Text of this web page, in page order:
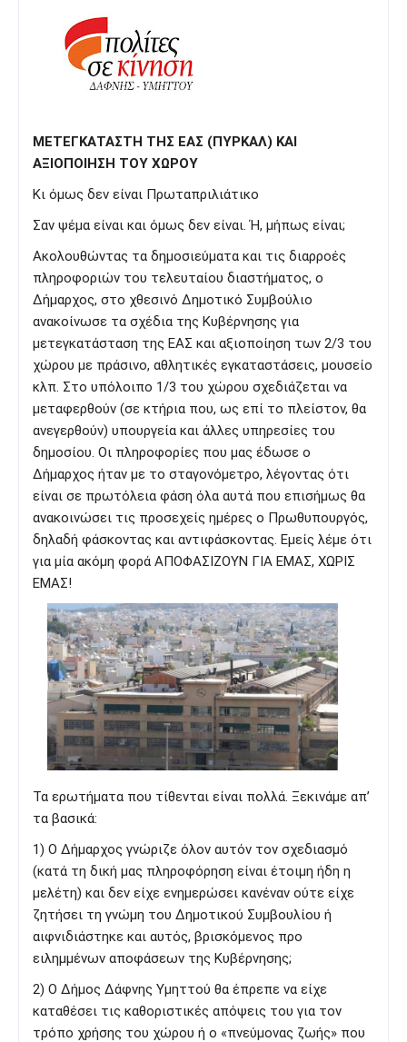
ΜΕΤΕΓΚΑΤΑΣΤΗ ΤΗΣ ΕΑΣ (ΠΥΡΚΑΛ) ΚΑΙ
ΑΞΙΟΠΟΙΗΣΗ ΤΟΥ ΧΩΡΟΥ
Κι όμως δεν είναι Πρωταπριλιάτικο
Σαν ψέμα είναι και όμως δεν είναι. Ή, μήπως είναι;
Ακολουθώντας τα δημοσιεύματα και τις διαρροές
πληροφοριών του τελευταίου διαστήματος, ο
Δήμαρχος, στο χθεσινό Δημοτικό Συμβούλιο
ανακοίνωσε τα σχέδια της Κυβέρνησης για
μετεγκατάσταση της ΕΑΣ και αξιοποίηση των 2/3 του
χώρου με πράσινο, αθλητικές εγκαταστάσεις, μουσείο
κλπ. Στο υπόλοιπο 1/3 του χώρου σχεδιάζεται να
μεταφερθούν (σε κτήρια που, ως επί το πλείστον, θα
ανεγερθούν) υπουργεία και άλλες υπηρεσίες του
δημοσίου. Οι πληροφορίες που μας έδωσε ο
Δήμαρχος ήταν με το σταγονόμετρο, λέγοντας ότι
είναι σε πρωτόλεια φάση όλα αυτά που επισήμως θα
ανακοινώσει τις προσεχείς ημέρες ο Πρωθυπουργός,
δηλαδή φάσκοντας και αντιφάσκοντας. Εμείς λέμε ότι
για μία ακόμη φορά ΑΠΟΦΑΣΙΖΟΥΝ ΓΙΑ ΕΜΑΣ, ΧΩΡΙΣ
ΕΜΑΣ!
Τα ερωτήματα που τίθενται είναι πολλά. Ξεκινάμε απ’
τα βασικά:
1) Ο Δήμαρχος γνώριζε όλον αυτόν τον σχεδιασμό
(κατά τη δική μας πληροφόρηση είναι έτοιμη ήδη η
μελέτη) και δεν είχε ενημερώσει κανέναν ούτε είχε
ζητήσει τη γνώμη του Δημοτικού Συμβουλίου ή
αιφνιδιάστηκε και αυτός, βρισκόμενος προ
ειλημμένων αποφάσεων της Κυβέρνησης;
2) Ο Δήμος Δάφνης Υμηττού θα έπρεπε να είχε
καταθέσει τις καθοριστικές απόψεις του για τον
τρόπο χρήσης του χώρου ή ο «πνεύμονας ζωής» που